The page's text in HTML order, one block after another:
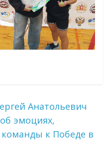
Анатольевич
эмоциях,
к Победе в